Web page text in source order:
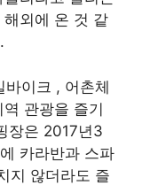
외에 온 것 같
바이크 , 어촌체
관광을 즐기
장은 2017년3
카라반과 스파
지 않더라도 즐